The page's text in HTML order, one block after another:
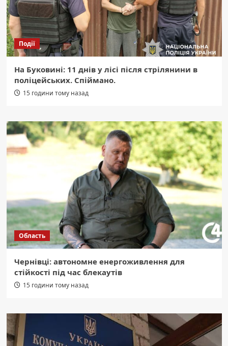
Події
На Буковині: 11 днів у лісі після стрілянини в
поліцейських. Спіймано.
15 години тому назад
Область
Чернівці: автономне енергоживлення для
стійкості під час блекаутів
15 години тому назад